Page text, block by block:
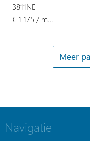
3811NE
€ 1.175 / m…
Meer
Navigatie